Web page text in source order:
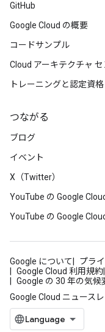
GitHub
Google Cloud の概要
コードサンプル
Cloud アーキテクチャ
トレーニングと認定資格
つながる
ブログ
イベント
X（Twitter）
YouTube の Google
YouTube の Google
Google について プラ
Google Cloud 利用規約
Google の 30 年の気
Google Cloud ニュース